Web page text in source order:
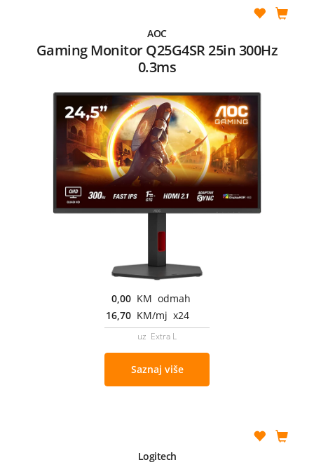
AOC
Gaming Monitor Q25G4SR 25in 300Hz
0.3ms
0,00 KM odmah
16,70 KM/mj x24
uz Extra L
Saznaj više
Logitech